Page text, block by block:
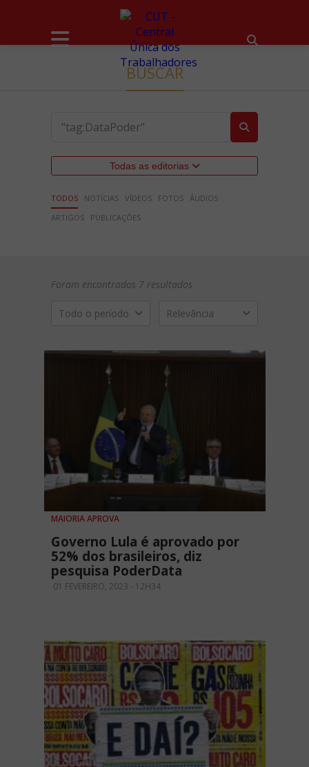
BUSCAR
Todas as editorias
TODOS NOTÍCIAS VÍDEOS FOTOS ÁUDIOS
ARTIGOS
PUBLICAÇÕES
Foram encontrados 7 resultados
Todo o período Relevância
MAIORIA APROVA
Governo Lula é aprovado por
52% dos brasileiros, diz
pesquisa PoderData
01 FEVEREIRO, 2023 - 12H34